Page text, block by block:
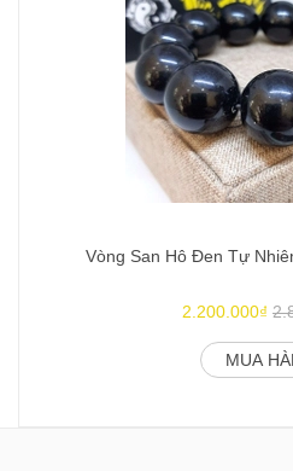
Vòng San Hô Đen Tự
2.200.000₫
MUA